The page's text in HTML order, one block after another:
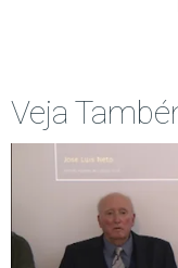
Veja